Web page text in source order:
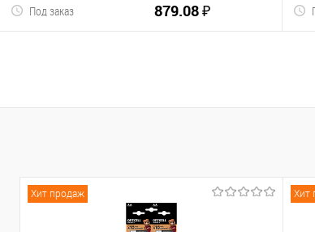
879.08 ₽
Под заказ
Хит продаж Хит